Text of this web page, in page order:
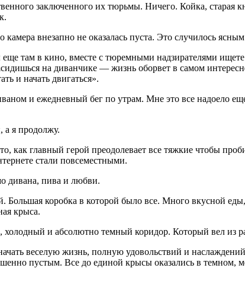
заключенного их тюрьмы. Ничего. Койка, старая
внезапно не оказалась пуста. Это случилось
там в кино, вместе с тюремными надзирателями
на диванчике — жизнь оборвет в самом
и начать двигаться».
и ежедневный бег по утрам. Мне это все надоело
а я продолжу.
как главный герой преодолевает все тяжкие чтобы
стали повсеместными.
дивана, пива и любви.
коробка в которой было все. Много вкусной еды,
крыса.
и абсолютно темный коридор. Который вел из
веселую жизнь, полную удовольствий и
пустым. Все до единой крысы оказались в темном,